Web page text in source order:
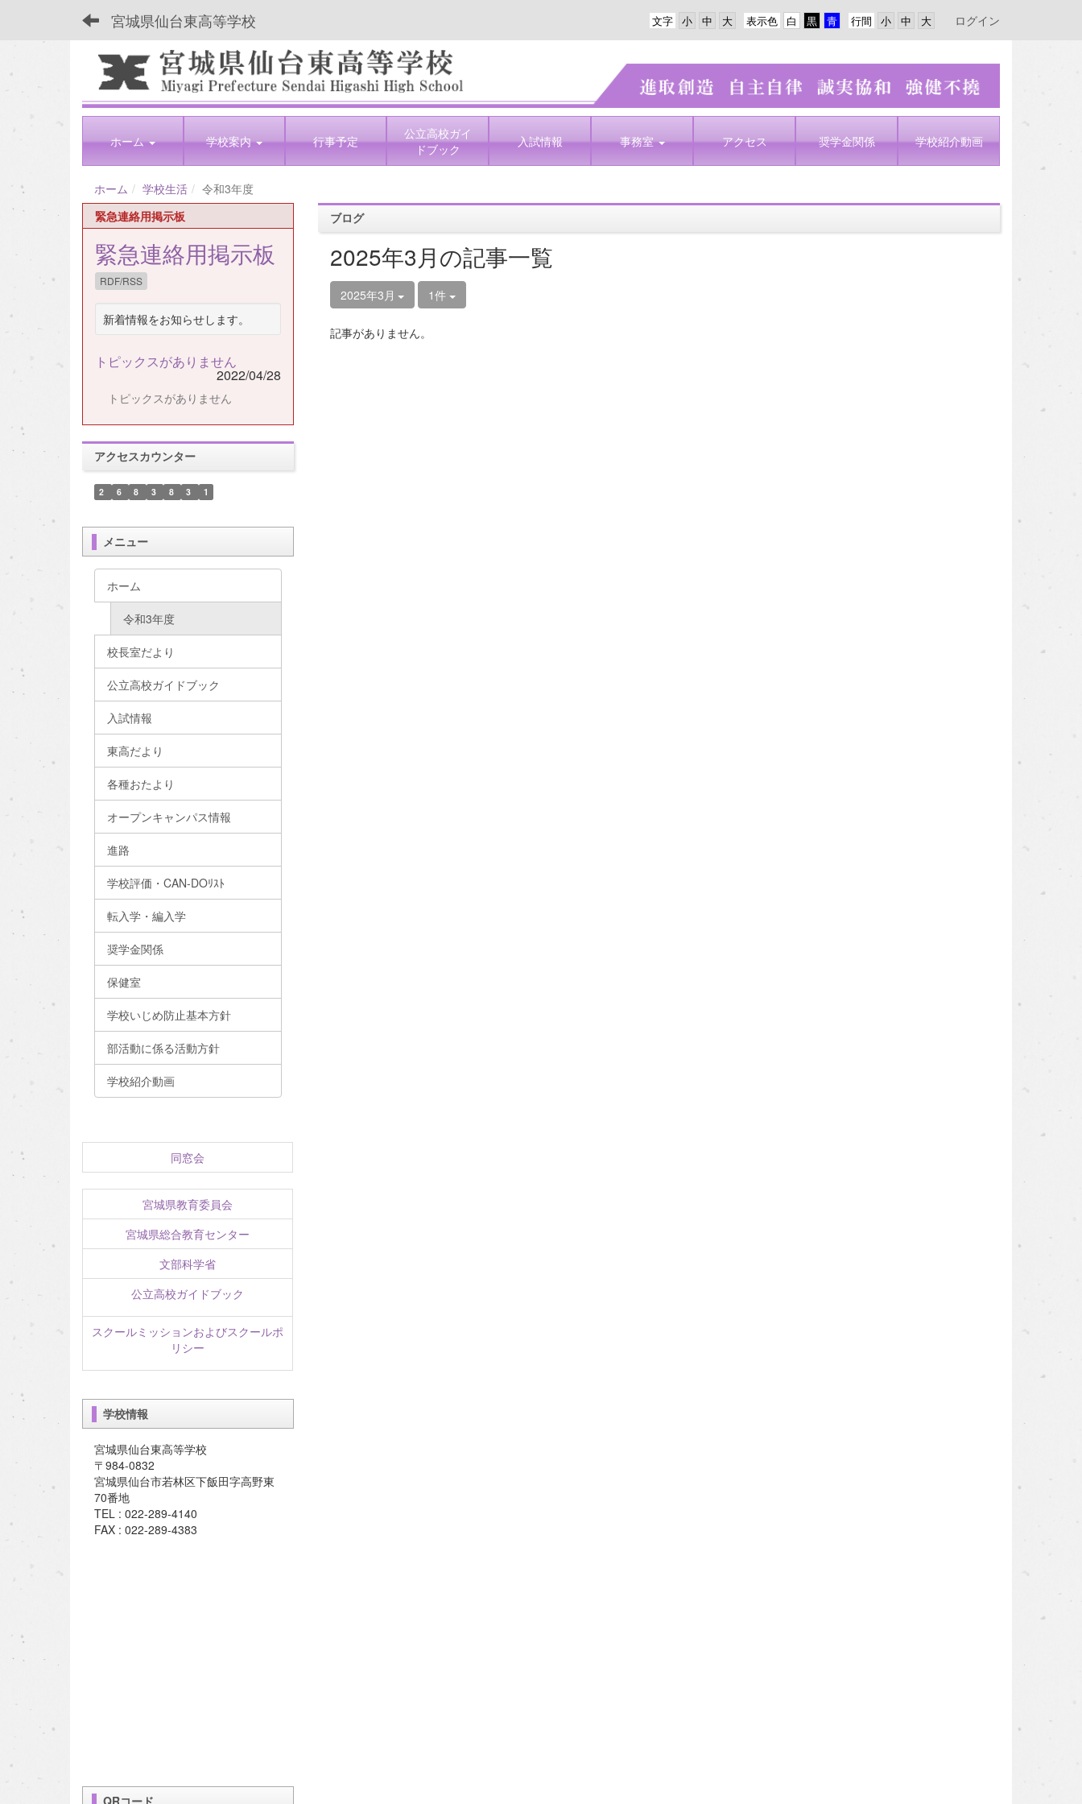
宮城県仙台東高等学校 行間
表示色
文字 ログイン
ホーム 学校案内 行事予定
公立高校ガイ
ドブック
入試情報 事務室 アクセス 奨学金関係 学校紹介動画
ホーム 学校生活
令和3年度
ブログ
2025年3月の記事一覧
2025年3月 1件
記事がありません。
緊急連絡用掲示板
緊急連絡用掲示板
RDF/RSS
新着情報をお知らせします。
トピックスがありません
2022/04/28
トピックスがありません
アクセスカウンター
2 6 8 3 8 3 1
メニュー
ホーム
令和3年度
校長室だより
公立高校ガイドブック
入試情報
東高だより
各種おたより
オープンキャンパス情報
進路
学校評価・CAN-DOﾘｽﾄ
転入学・編入学
奨学金関係
保健室
学校いじめ防止基本方針
部活動に係る活動方針
学校紹介動画
同窓会
宮城県教育委員会
宮城県総合教育センター
文部科学省
公立高校ガイドブック
スクールミッションおよびスクールポ
リシー
学校情報
宮城県仙台東高等学校
〒984-0832
宮城県仙台市若林区下飯田字高野東
70番地
TEL : 022-289-4140
FAX : 022-289-4383
QRコード